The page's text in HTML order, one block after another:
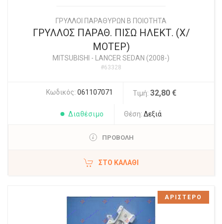
ΓΡΥΛΛΟΙ ΠΑΡΑΘΥΡΩΝ Β ΠΟΙΟΤΗΤΑ
ΓΡΥΛΛΟΣ ΠΑΡΑΘ. ΠΙΣΩ ΗΛΕΚΤ. (Χ/
ΜΟΤΕΡ)
MITSUBISHI - LANCER SEDAN (2008-)
#63328
Κωδικός: 061107071 Τιμή: 32,80 €
Διαθέσιμο Θέση: Δεξιά
ΠΡΟΒΟΛΗ
ΣΤΟ ΚΑΛΆΘΙ
ΑΡΙΣΤΕΡΟ